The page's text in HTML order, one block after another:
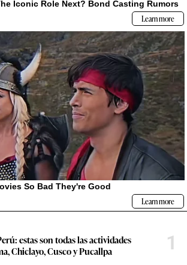
estas son todas las actividades
Chiclayo, Cusco y Pucallpa
1